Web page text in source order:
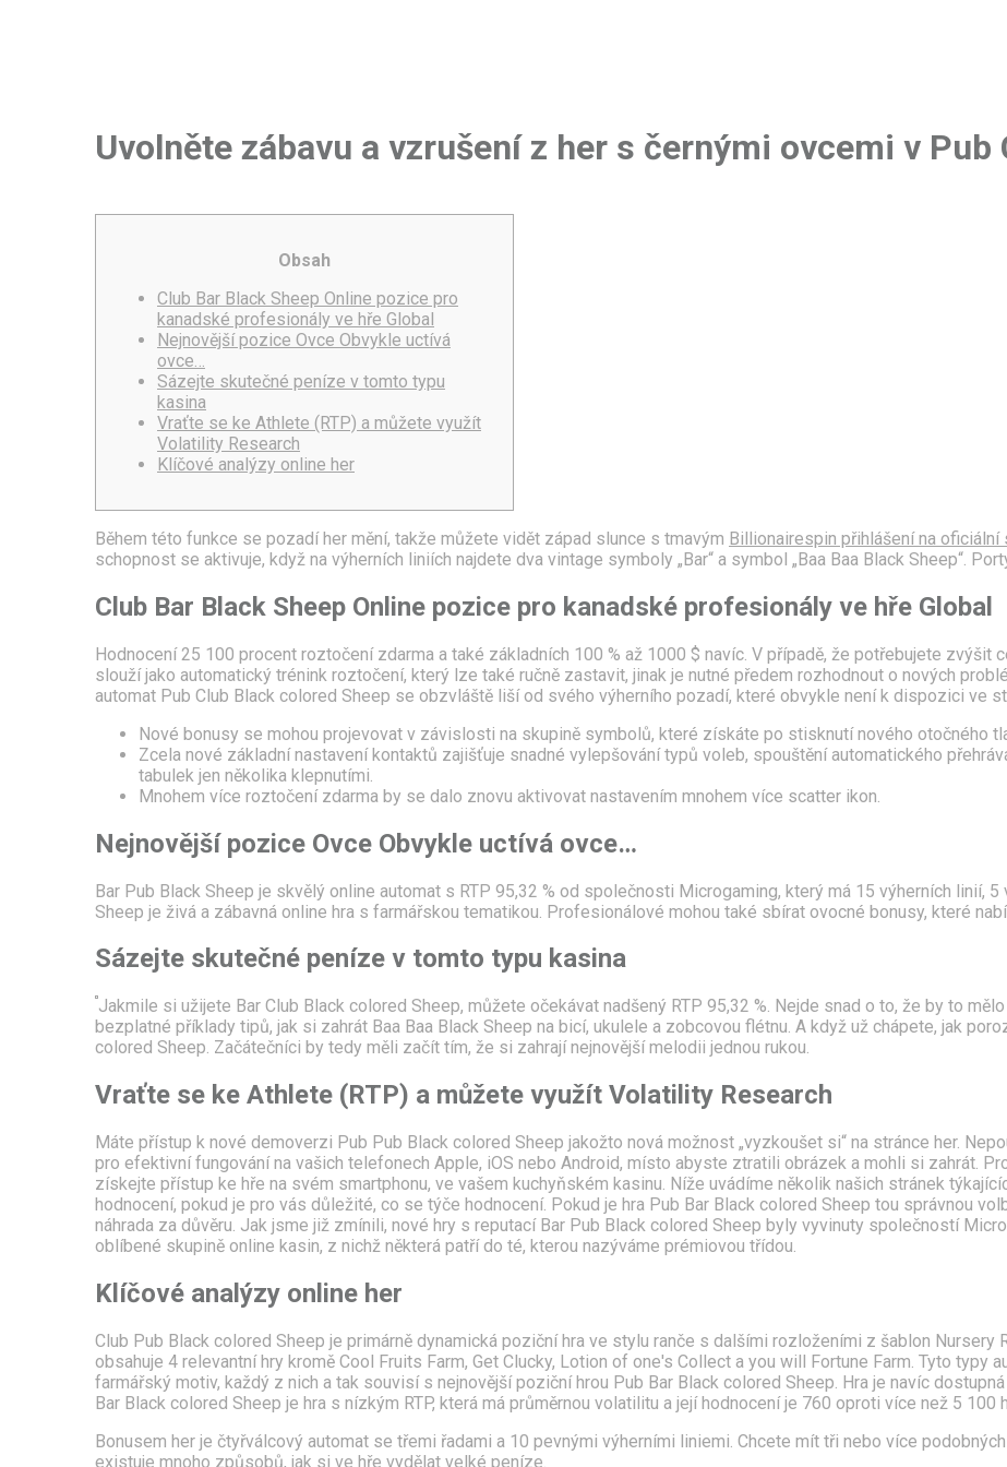
Uvolněte zábavu a vzrušení z her s černými ovcemi v Pub
Obsah
Club Bar Black Sheep Online pozice pro
kanadské profesionály ve hře Global
Nejnovější pozice Ovce Obvykle uctívá
ovce…
Sázejte skutečné peníze v tomto typu
kasina
Vraťte se ke Athlete (RTP) a můžete využít
Volatility Research
Klíčové analýzy online her
Během této funkce se pozadí her mění, takže můžete vidět západ slunce s tmavým Billionairespin přihlášení na oficiální
schopnost se aktivuje, když na výherních liniích najdete dva vintage symboly „Bar“ a symbol „Baa Baa Black Sheep“.
Club Bar Black Sheep Online pozice pro kanadské profesionály ve hře Global
Hodnocení 25 100 procent roztočení zdarma a také základních 100 % až 1000 $ navíc. V případě, že potřebujete zvýšit
slouží jako automatický trénink roztočení, který lze také ručně zastavit, jinak je nutné předem rozhodnout o nových
automat Pub Club Black colored Sheep se obzvláště liší od svého výherního pozadí, které obvykle není k dispozici ve
Nové bonusy se mohou projevovat v závislosti na skupině symbolů, které získáte po stisknutí nového otočného
Zcela nové základní nastavení kontaktů zajišťuje snadné vylepšování typů voleb, spouštění automatického
tabulek jen několika klepnutími.
Mnohem více roztočení zdarma by se dalo znovu aktivovat nastavením mnohem více scatter ikon.
Nejnovější pozice Ovce Obvykle uctívá ovce…
Bar Pub Black Sheep je skvělý online automat s RTP 95,32 % od společnosti Microgaming, který má 15 výherních linií, 5
Sheep je živá a zábavná online hra s farmářskou tematikou. Profesionálové mohou také sbírat ovocné bonusy, které
Sázejte skutečné peníze v tomto typu kasina
Jakmile si užijete Bar Club Black colored Sheep, můžete očekávat nadšený RTP 95,32 %. Nejde snad o to, že by to
bezplatné příklady tipů, jak si zahrát Baa Baa Black Sheep na bicí, ukulele a zobcovou flétnu. A když už chápete, jak
colored Sheep. Začátečníci by tedy měli začít tím, že si zahrají nejnovější melodii jednou rukou.
Vraťte se ke Athlete (RTP) a můžete využít Volatility Research
Máte přístup k nové demoverzi Pub Pub Black colored Sheep jakožto nová možnost „vyzkoušet si“ na stránce her.
pro efektivní fungování na vašich telefonech Apple, iOS nebo Android, místo abyste ztratili obrázek a mohli si zahrát.
získejte přístup ke hře na svém smartphonu, ve vašem kuchyňském kasinu. Níže uvádíme několik našich stránek
hodnocení, pokud je pro vás důležité, co se týče hodnocení. Pokud je hra Pub Bar Black colored Sheep tou správnou
náhrada za důvěru. Jak jsme již zmínili, nové hry s reputací Bar Pub Black colored Sheep byly vyvinuty společností
oblíbené skupině online kasin, z nichž některá patří do té, kterou nazýváme prémiovou třídou.
Klíčové analýzy online her
Club Pub Black colored Sheep je primárně dynamická poziční hra ve stylu ranče s dalšími rozloženími z šablon Nursery
obsahuje 4 relevantní hry kromě Cool Fruits Farm, Get Clucky, Lotion of one's Collect a you will Fortune Farm. Tyto typy
farmářský motiv, každý z nich a tak souvisí s nejnovější poziční hrou Pub Bar Black colored Sheep. Hra je navíc
Bar Black colored Sheep je hra s nízkým RTP, která má průměrnou volatilitu a její hodnocení je 760 oproti více než 5 100
Bonusem her je čtyřválcový automat se třemi řadami a 10 pevnými výherními liniemi. Chcete mít tři nebo více
existuje mnoho způsobů, jak si ve hře vydělat velké peníze.